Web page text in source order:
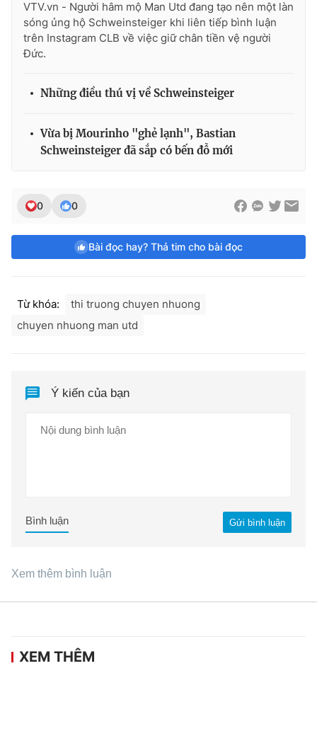
VTV.vn - Người hâm mộ Man Utd đang tạo nên một làn
sóng ủng hộ Schweinsteiger khi liên tiếp bình luận
trên Instagram CLB về việc giữ chân tiền vệ người
Đức.
Những điều thú vị về Schweinsteiger
Vừa bị Mourinho "ghẻ lạnh", Bastian
Schweinsteiger đã sắp có bến đỗ mới
0 0
Bài đọc hay? Thả tim cho bài đọc
Từ khóa:
thi truong chuyen nhuong
chuyen nhuong man utd
Ý kiến của bạn
Gửi bình luận
Bình luận
Xem thêm bình luận
XEM THÊM